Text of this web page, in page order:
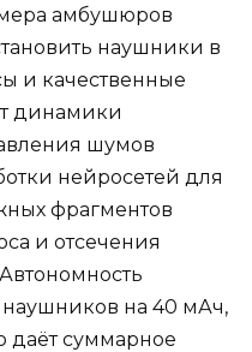
амбушюров
наушники в
и качественные
динамики
шумов
нейросетей для
фрагментов
и отсечения
наушников на 40 мАч,
даёт суммарное